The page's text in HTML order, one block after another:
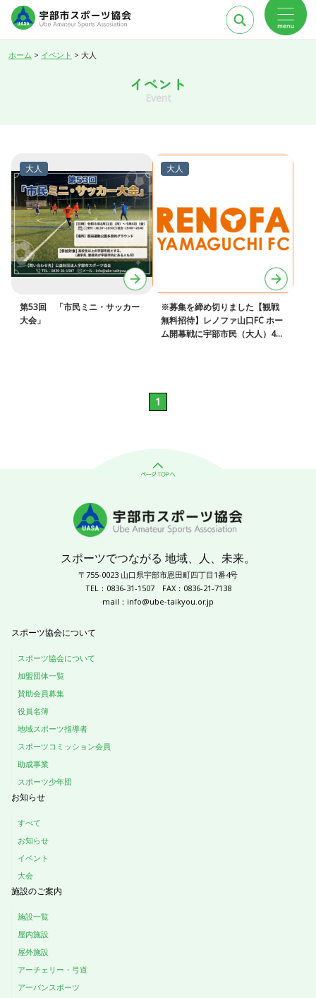
ホーム > イベント > 大人
イベント
Event
第53回 「市民ミニ・サッカー
大会」
※募集を締め切りました【観戦
無料招待】レノファ山口FC ホー
ム開幕戦に宇部市民（大人）40
1
〒755-0023 山口県宇部市恩田町四丁目1番4号
TEL：0836-31-1507FAX：0836-21-7138
mail： info@ube-taikyou.or.jp
スポーツでつながる 地域、人、未来。
スポーツ協会について
スポーツ協会について
加盟団体一覧
賛助会員募集
役員名簿
地域スポーツ指導者
スポーツコミッション会員
助成事業
スポーツ少年団
お知らせ
すべて
お知らせ
イベント
大会
施設のご案内
施設一覧
屋内施設
屋外施設
アーチェリー・弓道
アーバンスポーツ